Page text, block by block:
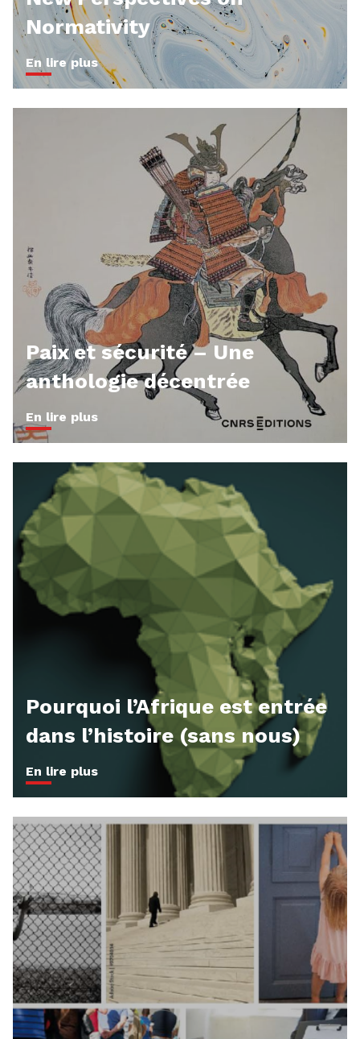
Normativity
En lire plus
Paix et sécurité – Une
anthologie décentrée
En lire plus
Pourquoi l’Afrique est entrée
dans l’histoire (sans nous)
En lire plus